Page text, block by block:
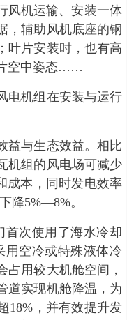
风机运输、安装一体
，辅助风机底座的钢
叶片安装时，也有高
空中姿态……
电机组在安装与运行
益与生态效益。相比
机组的风电场可减少
成本，同时发电效率
降5%—8%。
首次使用了海水冷却
用空冷或特殊液体冷
占用较大机舱空间，
道实现机舱降温，为
18%，并有效提升发